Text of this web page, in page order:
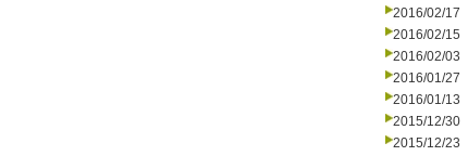
2016/02/17
2016/02/15
2016/02/03
2016/01/27
2016/01/13
2015/12/30
2015/12/23